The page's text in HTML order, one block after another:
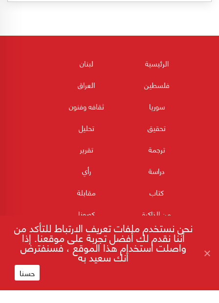
الرئيسية
لبنان
فلسطين
العراق
سوريا
ثقافه وفنون
تحقيق
تحليل
ترجمة
تقرير
دراسة
رأي
كتاب
مقابلة
من الذاكرة
كورونا
نحن نستخدم ملفات تعريف الارتباط للتأكد من
أننا نقدم لك أفضل تجربة على موقعنا. إذا
واصلت استخدام هذا الموقع ، فسنفترض
أنك سعيد به
حسنا